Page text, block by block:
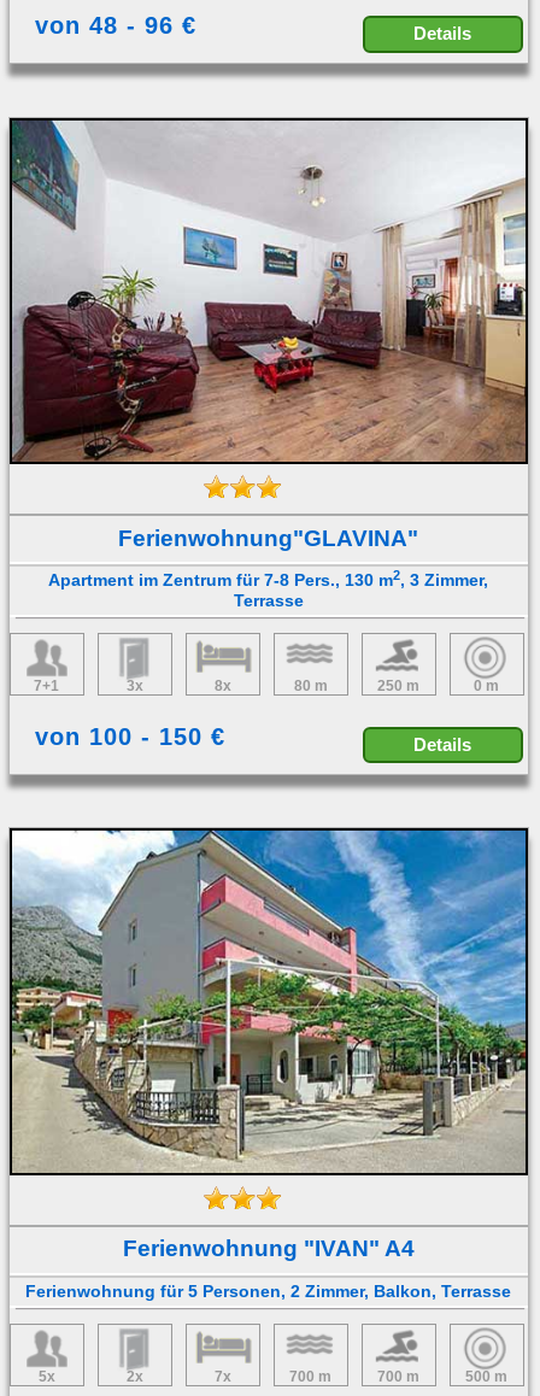
von 48 - 96 € Details
Ferienwohnung"GLAVINA"
Apartment im Zentrum für 7-8 Pers., 130 m2, 3 Zimmer,
Terrasse
7+1 3x 8x 80 m 250 m 0 m
von 100 - 150 € Details
Ferienwohnung "IVAN" A4
Ferienwohnung für 5 Personen, 2 Zimmer, Balkon, Terrasse
5x 2x 7x 700 m 700 m 500 m